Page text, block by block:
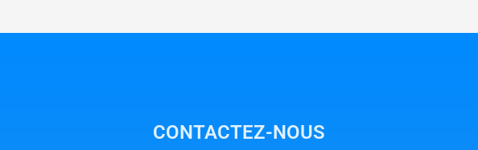
CONTACTEZ-NOUS